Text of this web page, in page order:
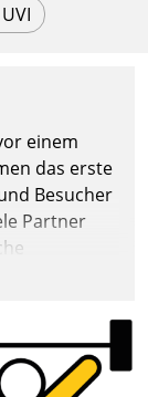
UVI
einem
das erste
Besucher
Partner